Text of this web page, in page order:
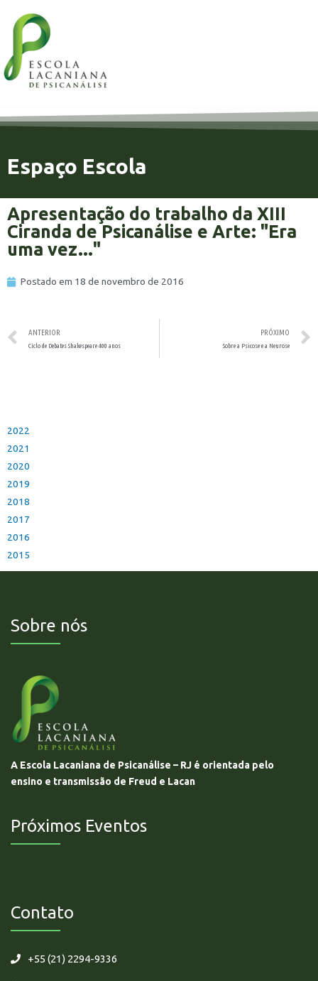
Espaço Escola
Apresentação do trabalho da XIII
Ciranda de Psicanálise e Arte: "Era
uma vez..."
Postado em 18 de novembro de 2016
ANTERIOR
Ciclo de Debates Shakespeare 400 anos
PRÓXIMO
Sobre a Psicose e a Neurose
2022
2021
2020
2019
2018
2017
2016
2015
Sobre nós
A Escola Lacaniana de Psicanálise – RJ é orientada pelo
ensino e transmissão de Freud e Lacan
Próximos Eventos
Contato
+55 (21) 2294-9336